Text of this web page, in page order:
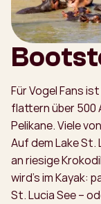
Für Vogel Fans
flattern über 500
Pelikane. Viele
Auf dem Lake St.
an riesige
wird’s im Kayak:
St. Lucia See –